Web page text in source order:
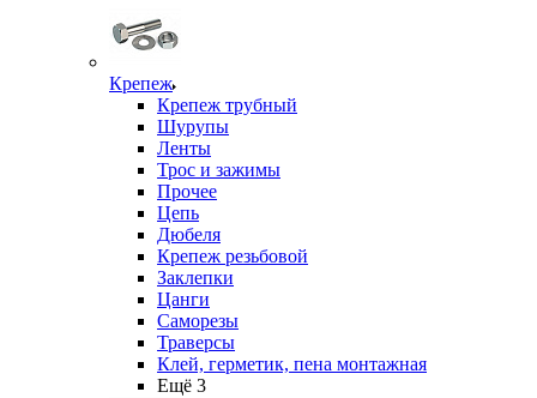
Крепеж
Крепеж трубный
Шурупы
Ленты
Трос и зажимы
Прочее
Цепь
Дюбеля
Крепеж резьбовой
Заклепки
Цанги
Саморезы
Траверсы
Клей, герметик, пена монтажная
Ещё 3